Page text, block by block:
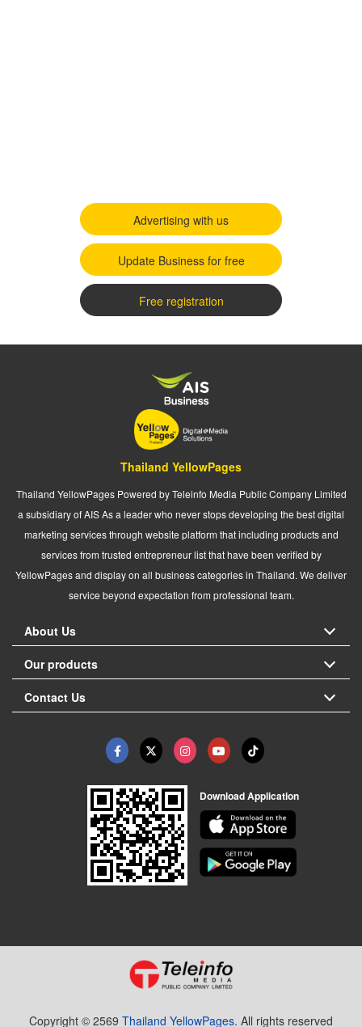
Advertising with us
Update Business for free
Free registration
Thailand YellowPages
Thailand YellowPages Powered by Teleinfo Media Public Company Limited
a subsidiary of AIS As a leader who never stops developing the best digital
marketing services through website platform that including products and
services from trusted entrepreneur list that have been verified by
YellowPages and display on all business categories in Thailand. We deliver
service beyond expectation from professional team.
About Us
Our products
Contact Us
Download Application
Copyright © 2569 Thailand YellowPages. All rights reserved